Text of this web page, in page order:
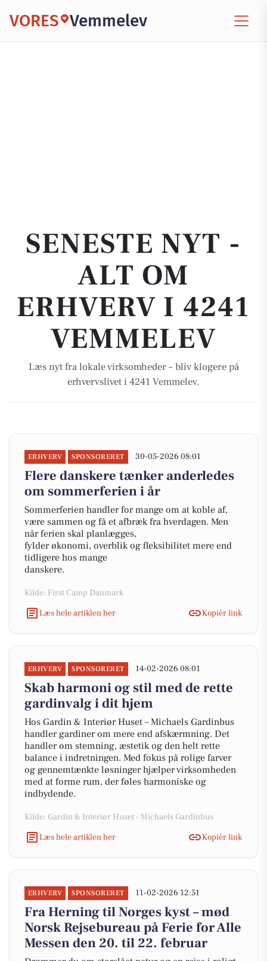
VORES Vemmelev
SENESTE NYT -
ALT OM
ERHVERV I 4241
VEMMELEV
Læs nyt fra lokale virksomheder – bliv klogere på
erhvervslivet i 4241 Vemmelev.
ERHVERV SPONSORERET 30-05-2026 08:01
Flere danskere tænker anderledes
om sommerferien i år
Sommerferien handler for mange om at koble af,
være sammen og få et afbræk fra hverdagen. Men
når ferien skal planlægges,
fylder økonomi, overblik og fleksibilitet mere end
tidligere hos mange
danskere.
Kilde: First Camp Danmark
Læs hele artiklen her
Kopiér link
ERHVERV SPONSORERET 14-02-2026 08:01
Skab harmoni og stil med de rette
gardinvalg i dit hjem
Hos Gardin & Interiør Huset – Michaels Gardinbus
handler gardiner om mere end afskærmning. Det
handler om stemning, æstetik og den helt rette
balance i indretningen. Med fokus på rolige farver
og gennemtænkte løsninger hjælper virksomheden
med at forme rum, der føles harmoniske og
indbydende.
Kilde: Gardin & Interiør Huset - Michaels Gardinbus
Læs hele artiklen her
Kopiér link
ERHVERV SPONSORERET 11-02-2026 12:51
Fra Herning til Norges kyst – mød
Norsk Rejsebureau på Ferie for Alle
Messen den 20. til 22. februar